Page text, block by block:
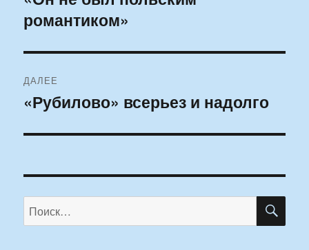
записям
запись:
романтиком»
ДАЛЕЕ
Следующая
«Рубилово» всерьез и надолго
Искать: